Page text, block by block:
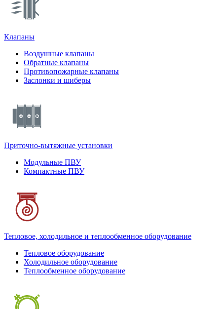
Клапаны
Воздушные клапаны
Обратные клапаны
Противопожарные клапаны
Заслонки и шиберы
Приточно-вытяжные установки
Модульные ПВУ
Компактные ПВУ
Тепловое, холодильное и теплообменное оборудование
Тепловое оборудование
Холодильное оборудование
Теплообменное оборудование